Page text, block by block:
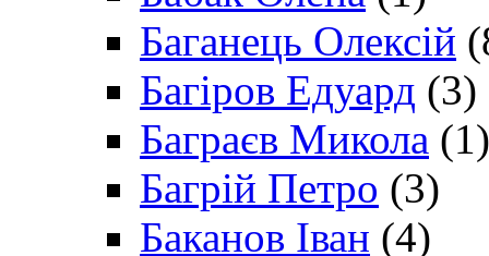
Баганець Олексій
Багіров Едуард (3)
Баграєв Микола (1)
Багрій Петро (3)
Баканов Іван (4)